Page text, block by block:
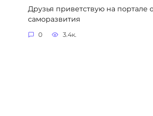
Друзья приветствую на портале
саморазвития
0 3.4к.